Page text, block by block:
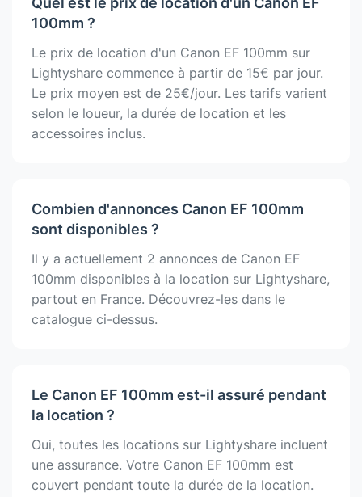
100mm ?
Le prix de location d'un Canon EF 100mm sur
Lightyshare commence à partir de 15€ par jour.
Le prix moyen est de 25€/jour. Les tarifs varient
selon le loueur, la durée de location et les
accessoires inclus.
Combien d'annonces Canon EF 100mm
sont disponibles ?
Il y a actuellement 2 annonces de Canon EF
100mm disponibles à la location sur Lightyshare,
partout en France. Découvrez-les dans le
catalogue ci-dessus.
Le Canon EF 100mm est-il assuré pendant
la location ?
Oui, toutes les locations sur Lightyshare incluent
une assurance. Votre Canon EF 100mm est
couvert pendant toute la durée de la location.